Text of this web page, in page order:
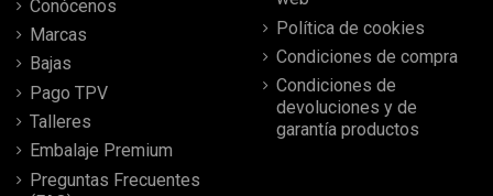
Conócenos
Marcas
Bajas
Pago TPV
Talleres
Embalaje Premium
Preguntas Frecuentes
Política de cookies
Condiciones de compra
Condiciones de
devoluciones y de
garantía productos